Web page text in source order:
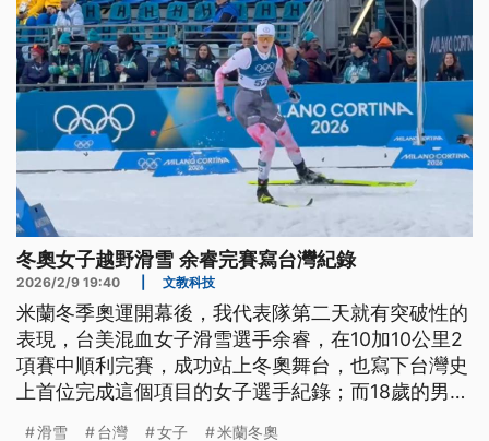
冬奧女子越野滑雪 余睿完賽寫台灣紀錄
2026/2/9 19:40 文教科技
米蘭冬季奧運開幕後，我代表隊第二天就有突破性的
表現，台美混血女子滑雪選手余睿，在10加10公里2
項賽中順利完賽，成功站上冬奧舞台，也寫下台灣史
上首位完成這個項目的女子選手紀錄；而18歲的男子
滑雪 台灣 女子 米蘭冬奧